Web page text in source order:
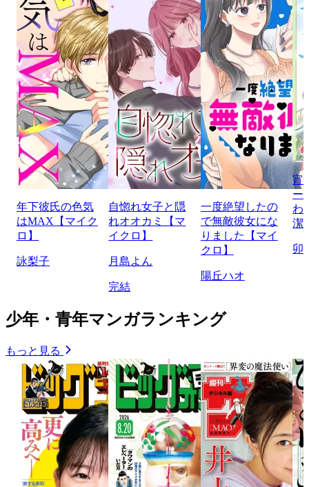
年下彼氏の色気
はMAX【マイク
ロ】
詠梨子
自惚れ女子と隠
れオオカミ【マ
イクロ】
月島よん
完結
一度絶望したの
で無敵彼女にな
りました【マイ
クロ】
陽丘ハオ
宵
ー
わ
潔
卯
少年・青年マンガランキング
もっと見る